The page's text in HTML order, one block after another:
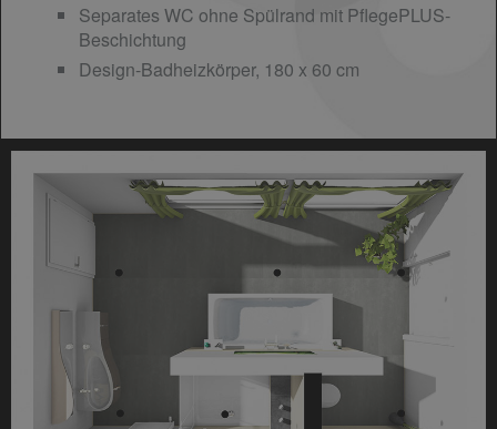
Separates WC ohne Spülrand mit PflegePLUS-
Beschichtung
Design-Badheizkörper, 180 x 60 cm